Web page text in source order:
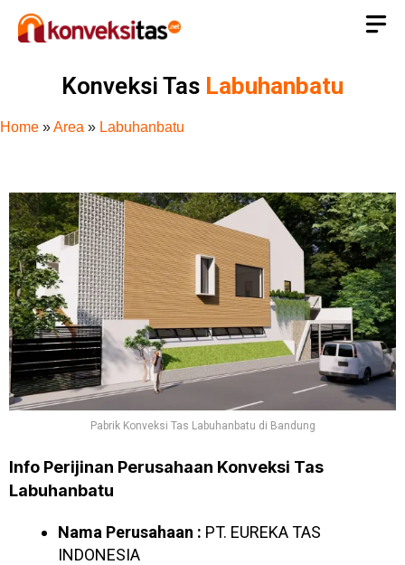
Konveksi Tas Labuhanbatu
Home »Area » Labuhanbatu
Pabrik Konveksi Tas Labuhanbatu di Bandung
Info Perijinan Perusahaan Konveksi Tas
Labuhanbatu
Nama Perusahaan : PT. EUREKA TAS
INDONESIA